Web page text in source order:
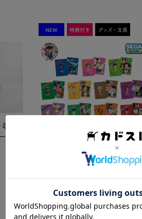
ク
【カドスト特典付き】 名探偵コ
【1BOX】
8,250 円